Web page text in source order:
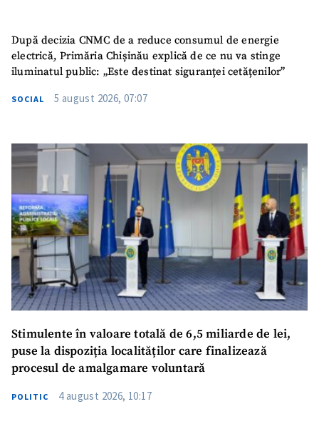
După decizia CNMC de a reduce consumul de energie
electrică, Primăria Chișinău explică de ce nu va stinge
iluminatul public: „Este destinat siguranței cetățenilor”
SOCIAL 5 august 2026, 07:07
Stimulente în valoare totală de 6,5 miliarde de lei,
puse la dispoziția localităților care finalizează
procesul de amalgamare voluntară
POLITIC 4 august 2026, 10:17